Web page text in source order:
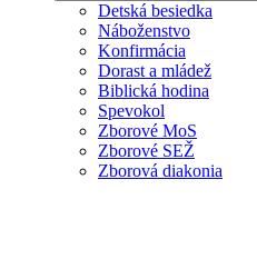
Detská besiedka
Náboženstvo
Konfirmácia
Dorast a mládež
Biblická hodina
Spevokol
Zborové MoS
Zborové SEŽ
Zborová diakonia